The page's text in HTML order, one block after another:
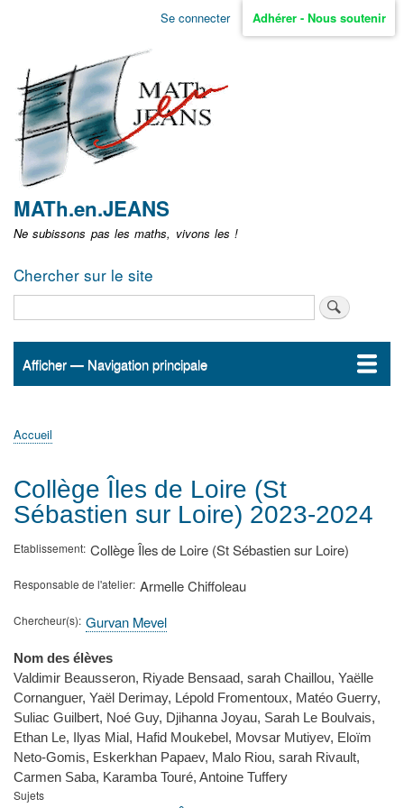
Aller
non
identifié
Se connecter Adhérer - Nous soutenir
MATh.en.JEANS
Ne subissons pas les maths, vivons les !
Chercher sur le site
Navigation
Afficher — Navigation principale
Accueil
ActualitésMATh.en.JEANS ?
Régions et Ateliers
Créer, gérer un atelier
Sujets/Publications
Congrès
d'Ariane
Accueil
Collège Îles de Loire (St
Sébastien sur Loire) 2023-2024
Etablissement Collège Îles de Loire (St Sébastien sur Loire)
Responsable de l'atelier Armelle Chiffoleau
Chercheur(s) Gurvan Mevel
Nom des élèves
Valdimir Beausseron, Riyade Bensaad, sarah Chaillou, Yaëlle
Cornanguer, Yaël Derimay, Lépold Fromentoux, Matéo Guerry,
Suliac Guilbert, Noé Guy, Djihanna Joyau, Sarah Le Boulvais,
Ethan Le, Ilyas Mial, Hafid Moukebel, Movsar Mutiyev, Eloïm
Neto-Gomis, Eskerkhan Papaev, Malo Riou, sarah Rivault,
Carmen Saba, Karamba Touré, Antoine Tuffery
Sujets